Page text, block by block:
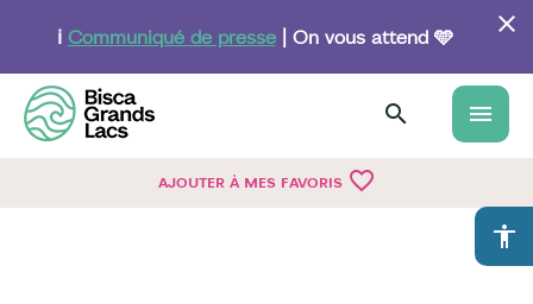
principal
ℹ️ Communiqué de presse| On vous attend 🩵
menu
AJOUTER À MES FAVORIS favorite_border
accessibility